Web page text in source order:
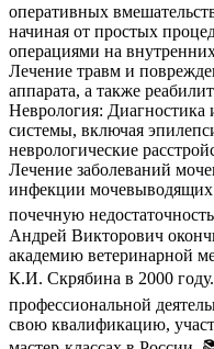
оперативных
начиная от простых
операциями на
Лечение травм и
аппарата, а также
Неврология: Диагностика
системы, включая
неврологические
Лечение заболеваний
инфекции мочевыводящих
почечную
Андрей Викторович
академию ветеринарной
К.И. Скрябина в 2000
профессиональной
свою квалификацию,